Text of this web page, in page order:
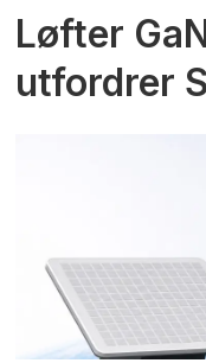
Løfter
utfordrer